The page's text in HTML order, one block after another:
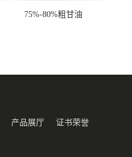
75%-80%粗甘油
产品展厅 证书荣誉